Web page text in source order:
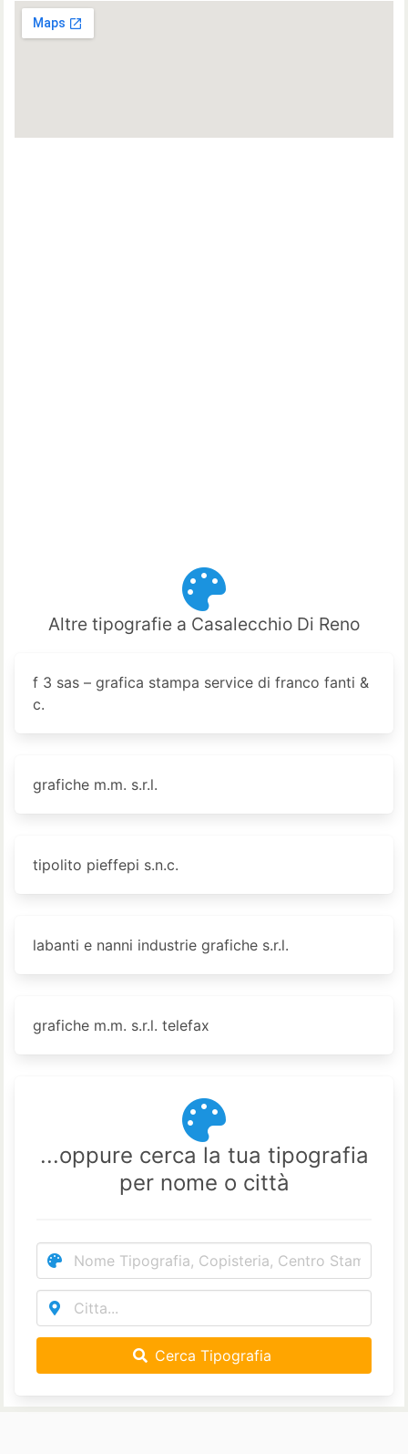
Altre tipografie a Casalecchio Di Reno
f 3 sas – grafica stampa service di franco fanti &
c.
grafiche m.m. s.r.l.
tipolito pieffepi s.n.c.
labanti e nanni industrie grafiche s.r.l.
grafiche m.m. s.r.l. telefax
...oppure cerca la tua tipografia
per nome o città
Cerca Tipografia